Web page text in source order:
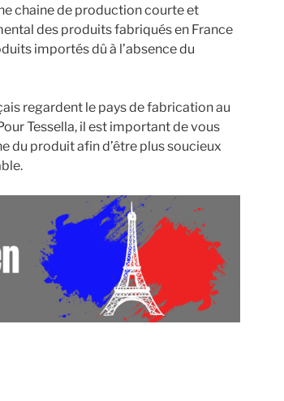
chaine de production courte et
des produits fabriqués en France
importés dû à l’absence du
regardent le pays de fabrication au
Tessella, il est important de vous
du produit afin d’être plus soucieux